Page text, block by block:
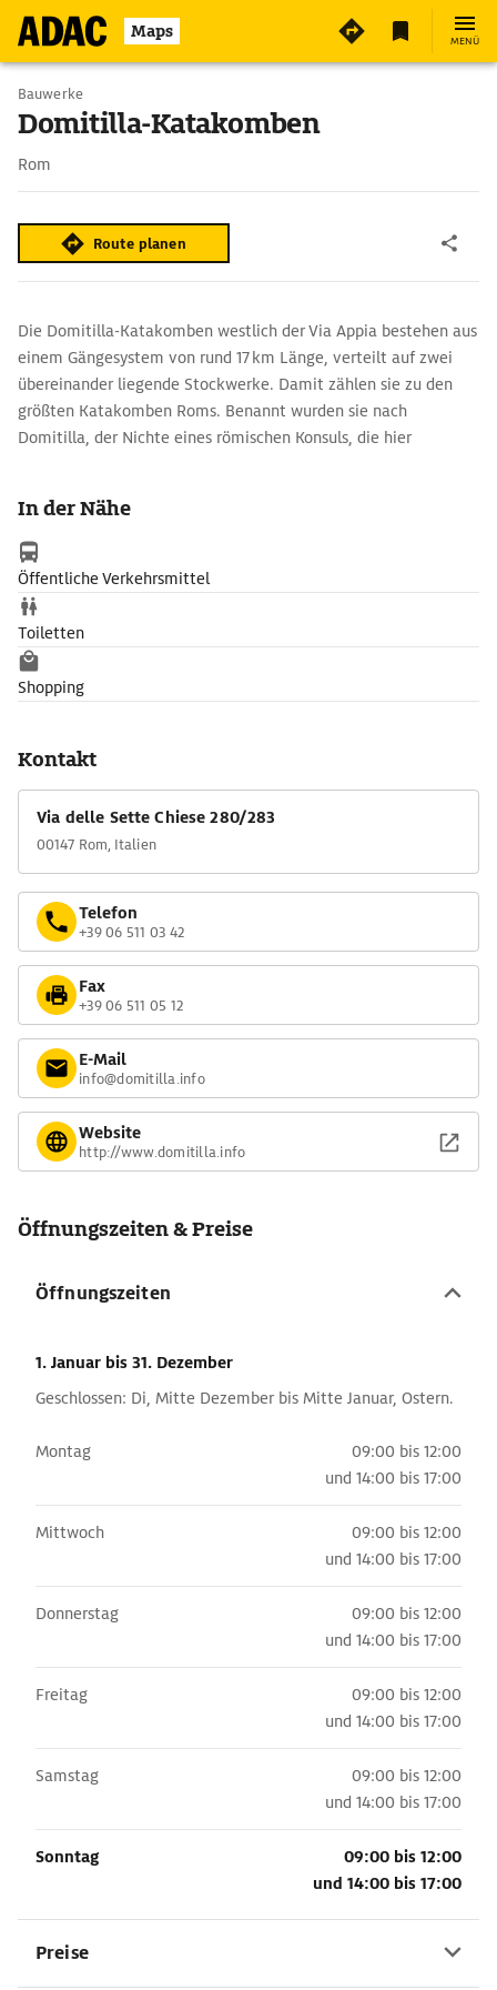
Maps MENÜ
Bauwerke
Domitilla-Katakomben
Rom
Route planen
Die Domitilla-Katakomben westlich der Via Appia bestehen aus
einem Gängesystem von rund 17 km Länge, verteilt auf zwei
übereinander liegende Stockwerke. Damit zählen sie zu den
größten Katakomben Roms. Benannt wurden sie nach
Domitilla, der Nichte eines römischen Konsuls, die hier
Wandmalereien, u.a. mit der 2017 freigelegten Darstellung des
Handelswegs von Getreide vom Hafen in Ostia über den Tiber
in die Stadt. Zudem birgt der Komplex die erste bekannte
Darstellung Christi als guten Hirten mit einem Lamm. Eine
gemauerte Basilika innerhalb der Stollen erinnert an
frühchristliche Märtyrer.
In der Nähe
Öffentliche Verkehrsmittel
Toiletten
Shopping
Kontakt
Via delle Sette Chiese 280/283
00147 Rom, Italien
Telefon
+39 06 511 03 42
Fax
+39 06 511 05 12
E-Mail
info@domitilla.info
Website
http://www.domitilla.info
Öffnungszeiten & Preise
Öffnungszeiten
1. Januar bis 31. Dezember
Geschlossen: Di, Mitte Dezember bis Mitte Januar, Ostern.
Montag
09:00 bis 12:00
und 14:00 bis 17:00
Mittwoch
09:00 bis 12:00
und 14:00 bis 17:00
Donnerstag
09:00 bis 12:00
und 14:00 bis 17:00
Freitag
09:00 bis 12:00
und 14:00 bis 17:00
Samstag
09:00 bis 12:00
und 14:00 bis 17:00
Sonntag
09:00 bis 12:00
und 14:00 bis 17:00
Preise